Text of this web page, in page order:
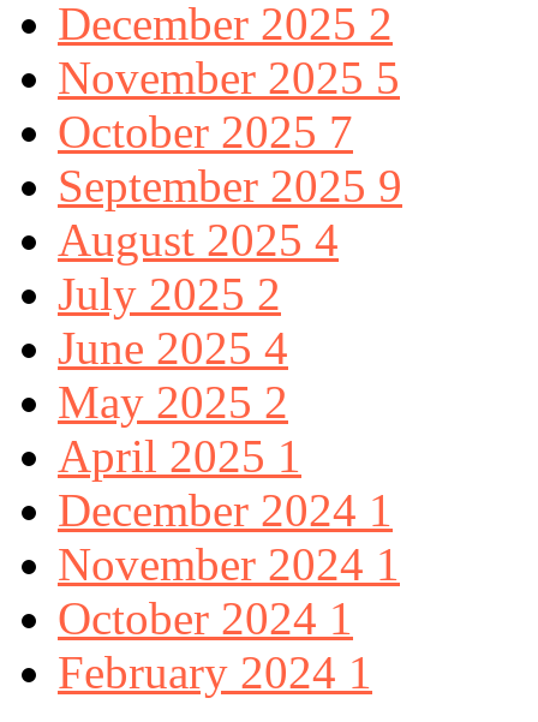
December 2025 2
November 2025 5
October 2025 7
September 2025 9
August 2025 4
July 2025 2
June 2025 4
May 2025 2
April 2025 1
December 2024 1
November 2024 1
October 2024 1
February 2024 1